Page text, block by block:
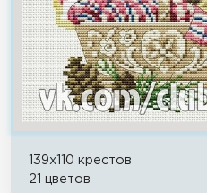
139x110 крестов
21 цветов